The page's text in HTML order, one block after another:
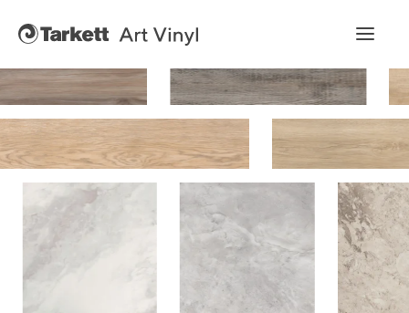
Art Vinyl
Коллекции
Укладка
Конструктор интерьера
Art Vinyl в интерьере